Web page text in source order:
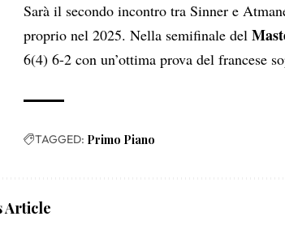
Sarà il secondo incontro tra Sinner e
proprio nel 2025. Nella semifinale del
6(4) 6-2 con un’ottima prova del francese
TAGGED: Primo Piano
Article